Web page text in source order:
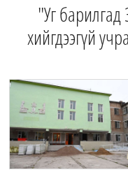
"Уг
хийгдээгүй